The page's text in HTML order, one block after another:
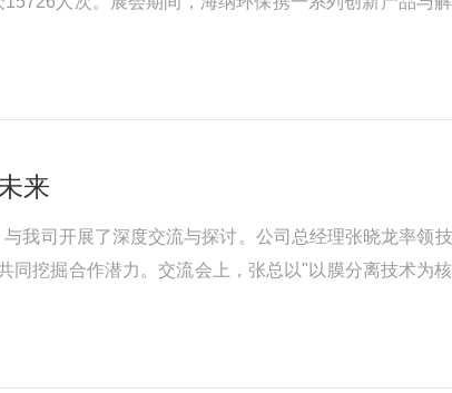
来
我司开展了深度交流与探讨。公司总经理张晓龙率领
挖掘合作潜力。交流会上，张总以"以膜分离技术为